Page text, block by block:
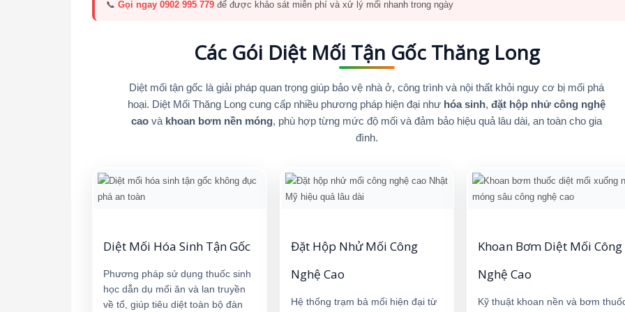
📞 Gọi ngay 0902 995 779 để được khảo sát miễn phí và xử lý mối nhanh trong ngày
Các Gói Diệt Mối Tận Gốc Thăng Long
Diệt mối tận gốc là giải pháp quan trọng giúp bảo vệ nhà ở, công trình và nội thất khỏi nguy cơ bị mối phá
hoại. Diệt Mối Thăng Long cung cấp nhiều phương pháp hiện đại như hóa sinh,đặt hộp nhử công nghệ
cao và khoan bơm nền móng, phù hợp từng mức độ mối và đảm bảo hiệu quả lâu dài, an toàn cho gia
đình.
Diệt Mối Hóa Sinh Tận Gốc
Phương pháp sử dụng thuốc sinh
học dẫn dụ mối ăn và lan truyền
về tổ, giúp tiêu diệt toàn bộ đàn
Đặt Hộp Nhử Mối Công
Nghệ Cao
Hệ thống trạm bả mối hiện đại từ
Khoan Bơm Diệt Mối Công
Nghệ Cao
Kỹ thuật khoan nền và bơm